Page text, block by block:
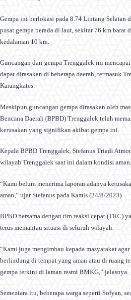
Gempa ini berlokasi pada 8.74 Lintang Selatan
pusat gempa berada di laut, sekitar 76 km barat
kedalaman 10 km.
Guncangan dari gempa Trenggalek ini
dapat dirasakan di beberapa daerah, termasuk
Karangkates.
Meskipun guncangan gempa dirasakan oleh
Bencana Daerah (BPBD) Trenggalek telah
kerusakan yang signifikan akibat gempa ini.
Kepala BPBD Trenggalek, Stefanus Triadi
wilayah Trenggalek saat ini dalam kondisi aman.
“Kami belum menerima laporan adanya
aman,” ujar Stefanus pada Kamis (24/8/2023).
BPBD bersama dengan tim reaksi cepat (TRC)
terus memantau situasi di seluruh wilayah.
“Kami juga mengimbau kepada masyarakat
berlindung di tempat yang aman atau di ruang
gempa terkini di laman resmi BMKG,” jelasnya.
Sementara itu, beberapa warga seperti Sofyan,